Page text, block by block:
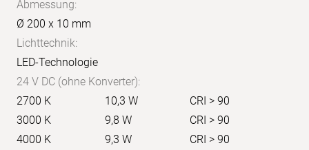
Abmessung:
Ø 200 x 10 mm
Lichttechnik:
LED-Technologie
24 V DC (ohne Konverter):
2700 K
10,3 W
CRI > 90
3000 K
9,8 W
CRI > 90
4000 K
9,3 W
CRI > 90